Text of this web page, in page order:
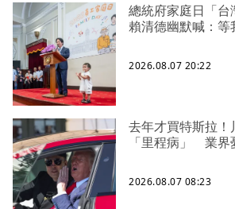
總統府家庭日「
賴清德幽默喊：
2026.08.07 20:22
去年才買特斯拉
「里程病」 業界
2026.08.07 08:23